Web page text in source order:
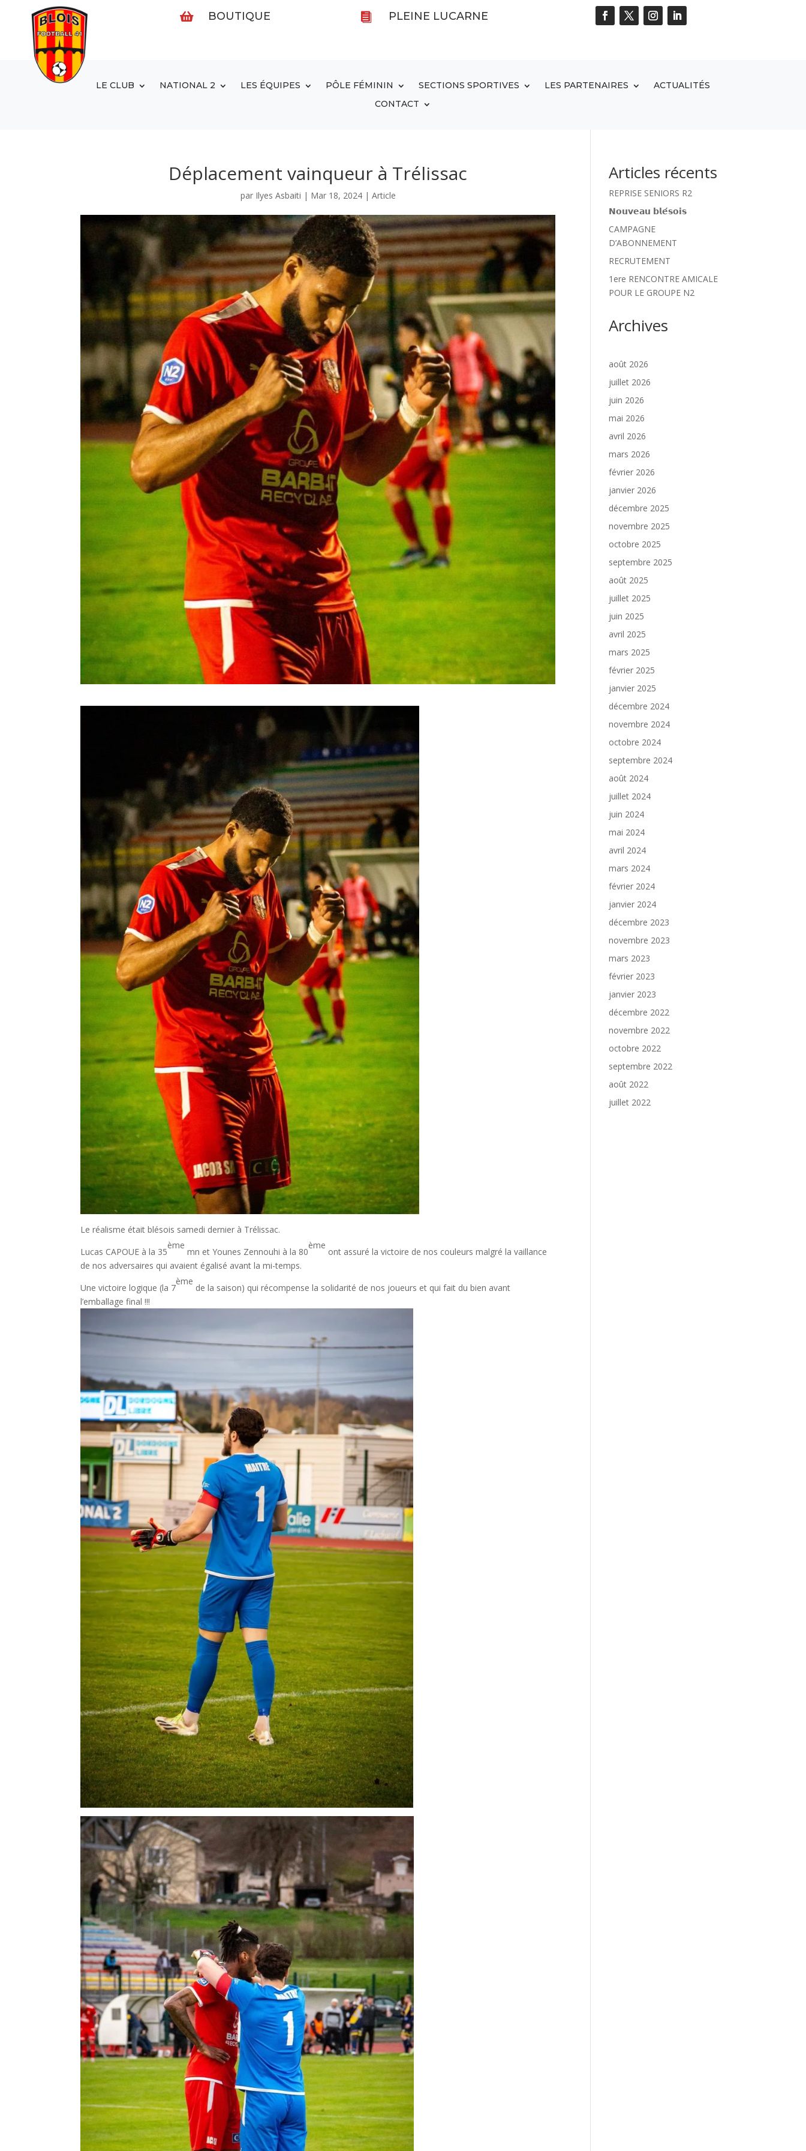
 BOUTIQUE  PLEINE LUCARNE
LE CLUB NATIONAL 2 LES ÉQUIPES PÔLE FÉMININ SECTIONS SPORTIVES LES PARTENAIRES
ACTUALITÉS
CONTACT
Déplacement vainqueur à Trélissac
par Ilyes Asbaiti | Mar 18, 2024| Article
Le réalisme était blésois samedi dernier à Trélissac.
Lucas CAPOUE à la 35
ème
mn et Younes Zennouhi à la 80
ème
ont assuré la victoire de nos couleurs malgré la vaillance
de nos adversaires qui avaient égalisé avant la mi-temps.
Une victoire logique (la 7
ème
de la saison) qui récompense la solidarité de nos joueurs et qui fait du bien avant
l’emballage final !!!
Articles récents
REPRISE SENIORS R2
𝗡𝗼𝘂𝘃𝗲𝗮𝘂 𝗯𝗹𝗲́𝘀𝗼𝗶𝘀
CAMPAGNE
D’ABONNEMENT
RECRUTEMENT
1ere RENCONTRE AMICALE
POUR LE GROUPE N2
Archives
août 2026
juillet 2026
juin 2026
mai 2026
avril 2026
mars 2026
février 2026
janvier 2026
décembre 2025
novembre 2025
octobre 2025
septembre 2025
août 2025
juillet 2025
juin 2025
avril 2025
mars 2025
février 2025
janvier 2025
décembre 2024
novembre 2024
octobre 2024
septembre 2024
août 2024
juillet 2024
juin 2024
mai 2024
avril 2024
mars 2024
février 2024
janvier 2024
décembre 2023
novembre 2023
mars 2023
février 2023
janvier 2023
décembre 2022
novembre 2022
octobre 2022
septembre 2022
août 2022
juillet 2022